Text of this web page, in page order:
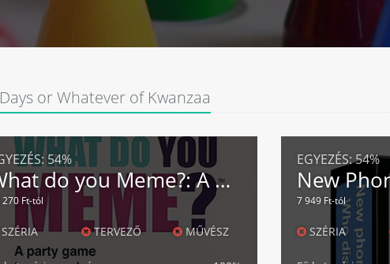
or Whatever of Kwanzaa
54%
What do you Meme?: A Millennial Card Game For Millennials And Their Millennial Friends
270 Ft-tól
SZÉRIA TERVEZŐ MŰVÉSZ
EGYEZÉS:54%
New
7 949 Ft-tól
SZÉRIA